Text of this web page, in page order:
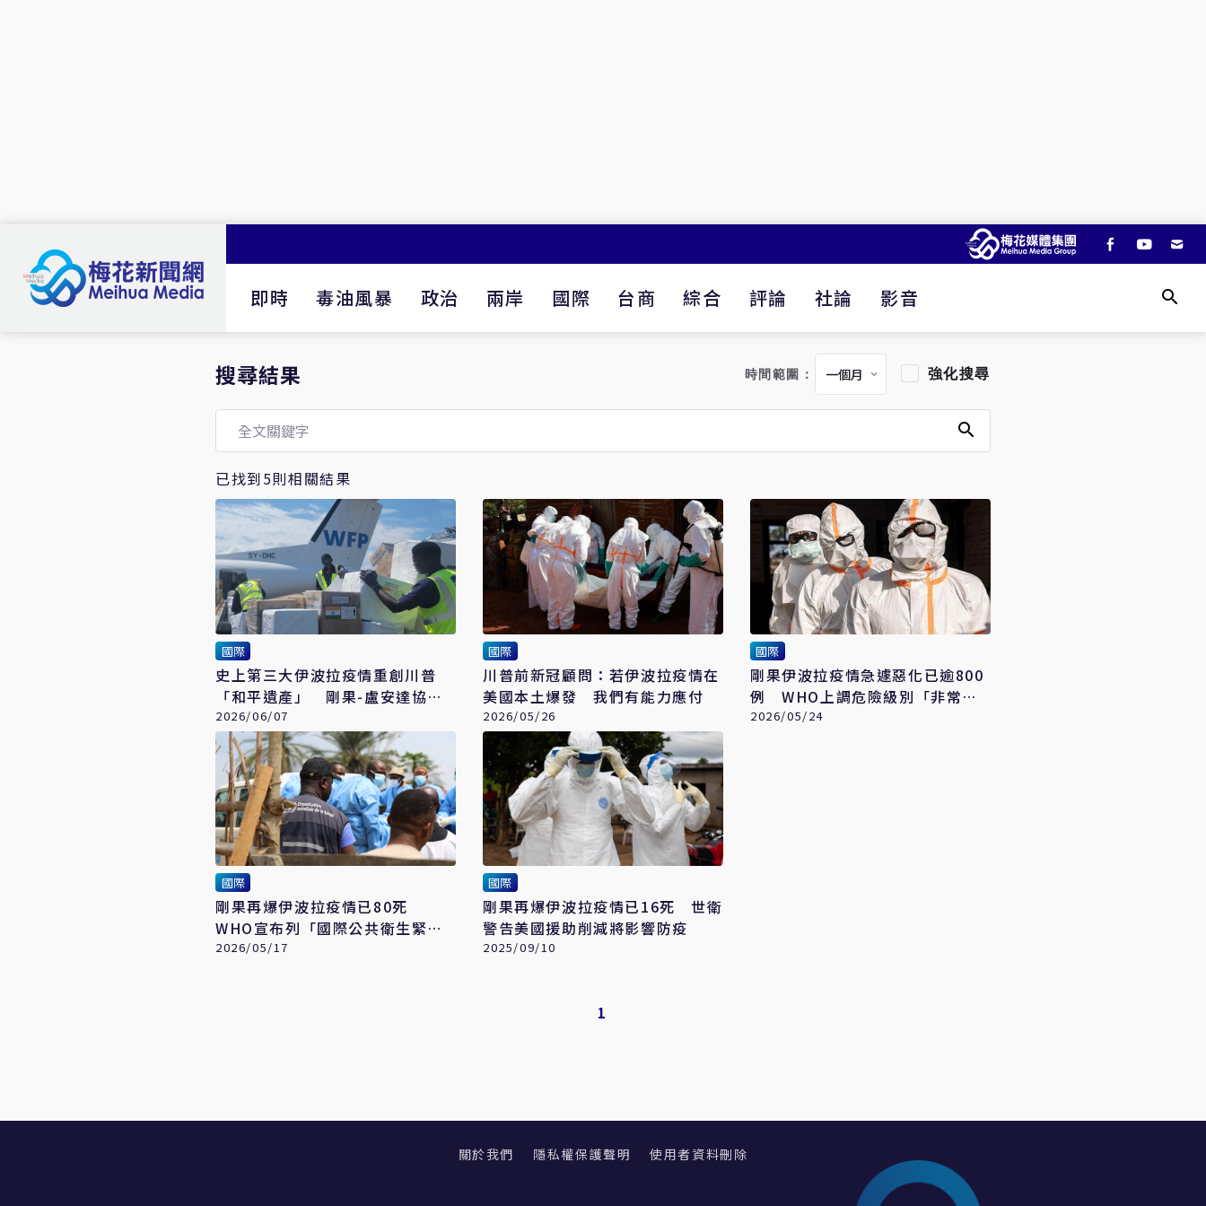
即時 毒油風暴 政治 兩岸 國際 台商 綜合 評論 社論 影音
搜尋結果 時間範圍： 強化搜尋
已找到5則相關結果
國際
史上第三大伊波拉疫情重創川普
「和平遺產」 剛果-盧安達協議
瀕臨崩潰
2026/06/07
國際
川普前新冠顧問：若伊波拉疫情在
美國本土爆發 我們有能力應付
2026/05/26
國際
剛果伊波拉疫情急遽惡化已逾800
例 WHO上調危險級別「非常
高」
2026/05/24
國際
剛果再爆伊波拉疫情已80死
WHO宣布列「國際公共衛生緊急
事件」
2026/05/17
國際
剛果再爆伊波拉疫情已16死 世衛
警告美國援助削減將影響防疫
2025/09/10
1
關於我們 隱私權保護聲明 使用者資料刪除